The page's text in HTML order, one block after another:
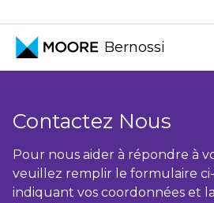
Bernossi
Contactez Nous
Pour nous aider à répondre à
veuillez remplir le formulaire
indiquant vos coordonnées et